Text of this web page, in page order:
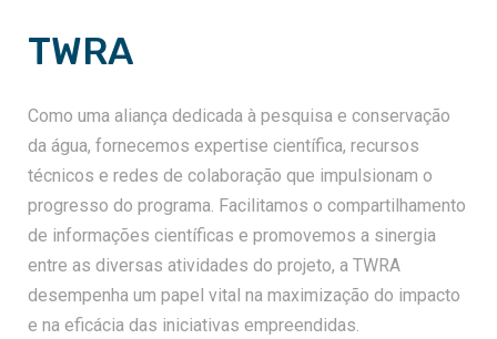
TWRA
Como uma aliança dedicada à pesquisa e conservação
da água, fornecemos expertise científica, recursos
técnicos e redes de colaboração que impulsionam o
progresso do programa. Facilitamos o compartilhamento
de informações científicas e promovemos a sinergia
entre as diversas atividades do projeto, a TWRA
desempenha um papel vital na maximização do impacto
e na eficácia das iniciativas empreendidas.